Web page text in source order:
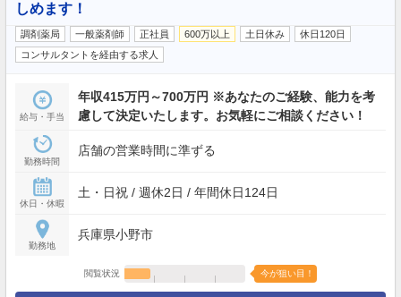
しめます！
調剤薬局 一般薬剤師 正社員 600万以上 土日休み
休日120日
コンサルタントを経由する求人
給与・手当
年収415万円～700万円 ※あなたのご経験、能力を考
慮して決定いたします。お気軽にご相談ください！
勤務時間
店舗の営業時間に準ずる
休日・休暇
土・日祝 / 週休2日 / 年間休日124日
勤務地
兵庫県小野市
閲覧状況 今が狙い目！